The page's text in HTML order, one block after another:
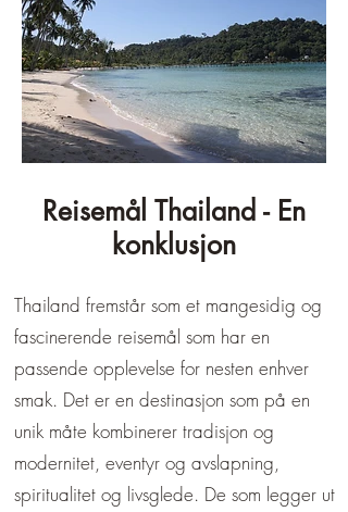
Reisemål Thailand - En
konklusjon
Thailand fremstår som et mangesidig og
fascinerende reisemål som har en
passende opplevelse for nesten enhver
smak. Det er en destinasjon som på en
unik måte kombinerer tradisjon og
modernitet, eventyr og avslapning,
spiritualitet og livsglede. De som legger ut